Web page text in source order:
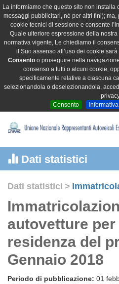
La informiamo che questo sito non installa
messaggi pubblicitari, né per altri fini);
cookie tecnici di sessione e consente
Quale ulteriore espressione della
normativa vigente, Le chiediamo il
il Suo assenso all’uso dei cookie
Consento o proseguire nella
consenso a tutti o alcuni cookie,
specificamente relative a ciascuna
selezionandola o deselezionandola,
Consento
Dati statistici
Dati statistici >
autovetture
residenza del
Gennaio 2018
Periodo di pubblicazione: 01